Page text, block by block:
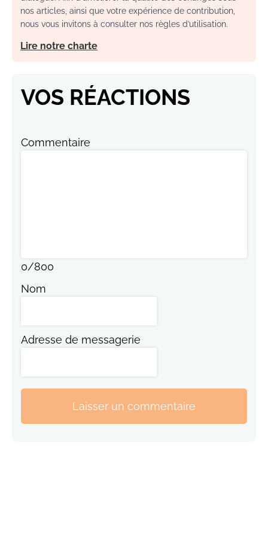
nos articles, ainsi que votre expérience de contribution,
nous vous invitons à consulter nos règles d’utilisation.
Lire notre charte
VOS RÉACTIONS
Commentaire
0/800
Nom
Adresse de messagerie
Laisser un commentaire